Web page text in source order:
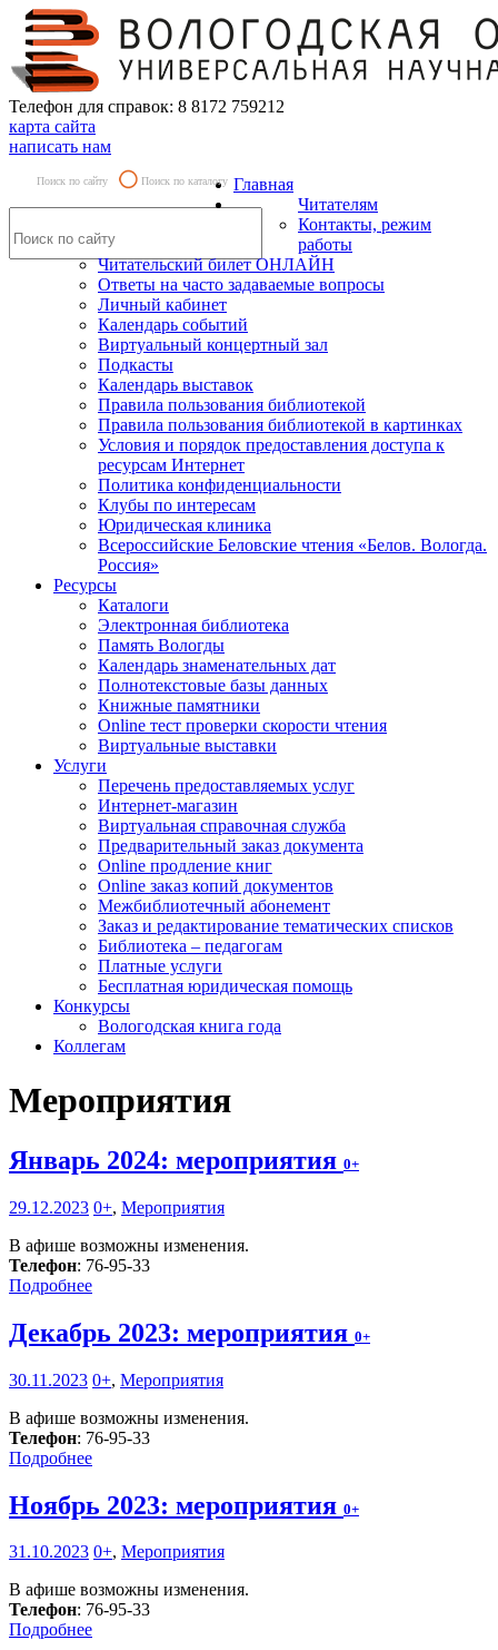
Телефон для справок: 8 8172 759212
карта сайта
написать нам
Поиск по сайту Поиск по каталогу Главная
Читателям
Контакты, режим
работы
Читательский билет ОНЛАЙН
Ответы на часто задаваемые вопросы
Личный кабинет
Календарь событий
Виртуальный концертный зал
Подкасты
Календарь выставок
Правила пользования библиотекой
Правила пользования библиотекой в картинках
Условия и порядок предоставления доступа к
ресурсам Интернет
Политика конфиденциальности
Клубы по интересам
Юридическая клиника
Всероссийские Беловские чтения «Белов. Вологда.
Россия»
Ресурсы
Каталоги
Электронная библиотека
Память Вологды
Календарь знаменательных дат
Полнотекстовые базы данных
Книжные памятники
Online тест проверки скорости чтения
Виртуальные выставки
Услуги
Перечень предоставляемых услуг
Интернет-магазин
Виртуальная справочная служба
Предварительный заказ документа
Online продление книг
Online заказ копий документов
Межбиблиотечный абонемент
Заказ и редактирование тематических списков
Библиотека – педагогам
Платные услуги
Бесплатная юридическая помощь
Конкурсы
Вологодская книга года
Коллегам
Мероприятия
Январь 2024: мероприятия 0+
29.12.2023 0+, Мероприятия
В афише возможны изменения.
Телефон: 76-95-33
Подробнее
Декабрь 2023: мероприятия 0+
30.11.2023 0+, Мероприятия
В афише возможны изменения.
Телефон: 76-95-33
Подробнее
Ноябрь 2023: мероприятия 0+
31.10.2023 0+, Мероприятия
В афише возможны изменения.
Телефон: 76-95-33
Подробнее